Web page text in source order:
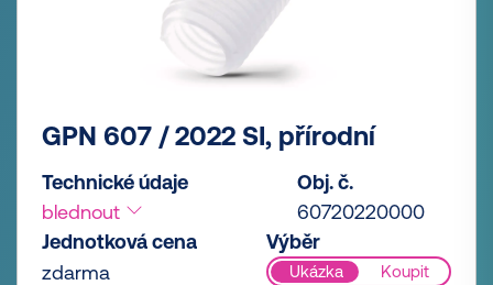
GPN 607 / 2022 SI, přírodní
Technické údaje
blednout
Obj. č.
60720220000
Jednotková cena
zdarma
Výběr
Ukázka Koupit